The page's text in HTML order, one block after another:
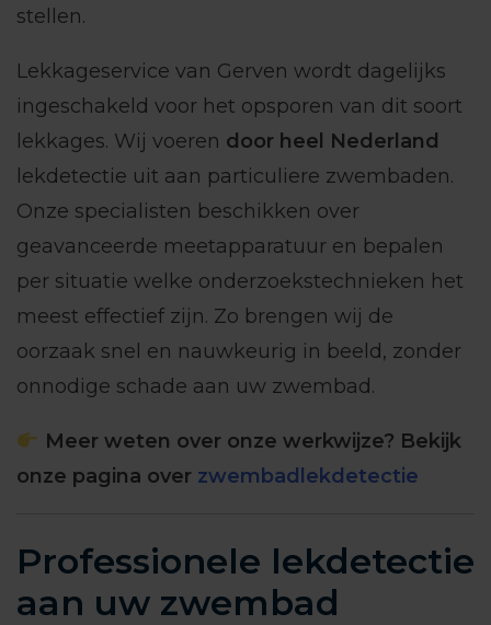
stellen.
Lekkageservice van Gerven wordt dagelijks
ingeschakeld voor het opsporen van dit soort
lekkages. Wij voeren door heel Nederland
lekdetectie uit aan particuliere zwembaden.
Onze specialisten beschikken over
geavanceerde meetapparatuur en bepalen
per situatie welke onderzoekstechnieken het
meest effectief zijn. Zo brengen wij de
oorzaak snel en nauwkeurig in beeld, zonder
onnodige schade aan uw zwembad.
Meer weten over onze werkwijze? Bekijk
onze pagina over zwembadlekdetectie
Professionele lekdetectie
aan uw zwembad